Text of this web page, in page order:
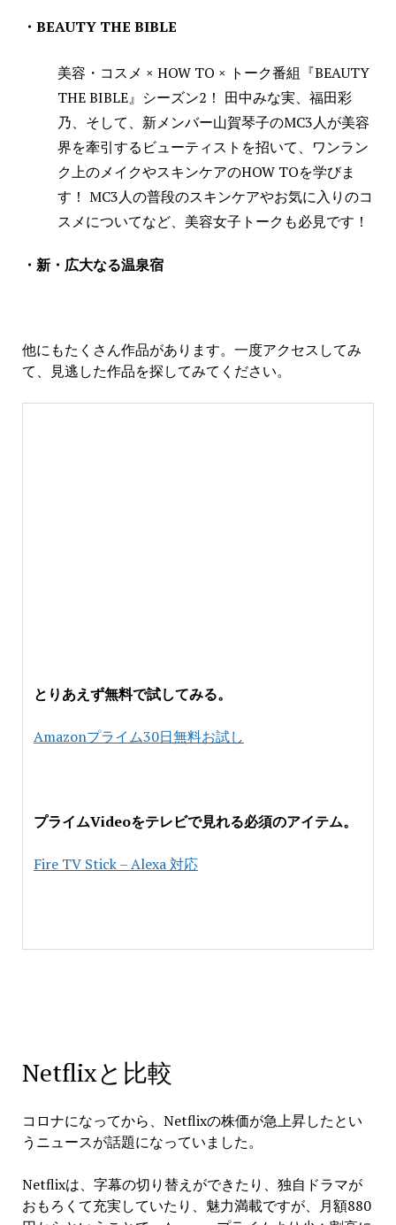
・BEAUTY THE BIBLE
美容・コスメ × HOW TO × トーク番組『BEAUTY
THE BIBLE』シーズン2！ 田中みな実、福田彩
乃、そして、新メンバー山賀琴子のMC3人が美容
界を牽引するビューティストを招いて、ワンラン
ク上のメイクやスキンケアのHOW TOを学びま
す！ MC3人の普段のスキンケアやお気に入りのコ
スメについてなど、美容女子トークも必見です！
・新・広大なる温泉宿
他にもたくさん作品があります。一度アクセスしてみ
て、見逃した作品を探してみてください。
とりあえず無料で試してみる。
Amazonプライム30日無料お試し
プライムVideoをテレビで見れる必須のアイテム。
Fire TV Stick – Alexa 対応
Netflixと比較
コロナになってから、Netflixの株価が急上昇したとい
うニュースが話題になっていました。
Netflixは、字幕の切り替えができたり、独自ドラマが
おもろくて充実していたり、魅力満載ですが、月額880